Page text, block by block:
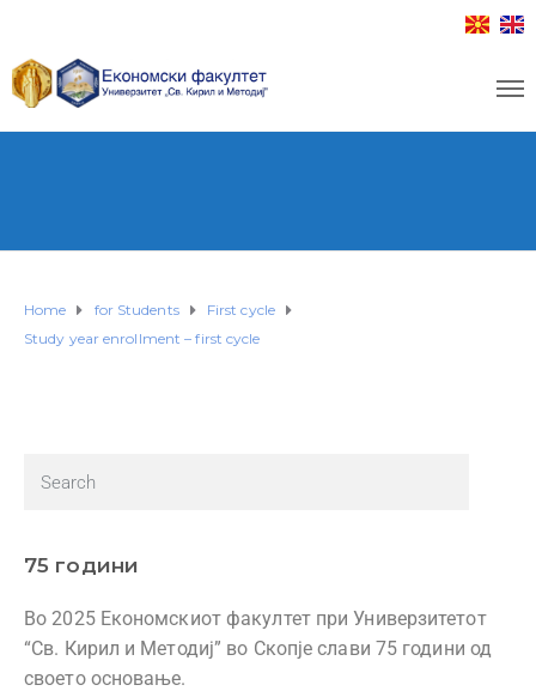
Home for Students
First cycle
Study year enrollment – first cycle
75 години
Во 2025 Економскиот факултет при Универзитетот
“Св. Кирил и Методиј” во Скопје слави 75 години од
своето основање.